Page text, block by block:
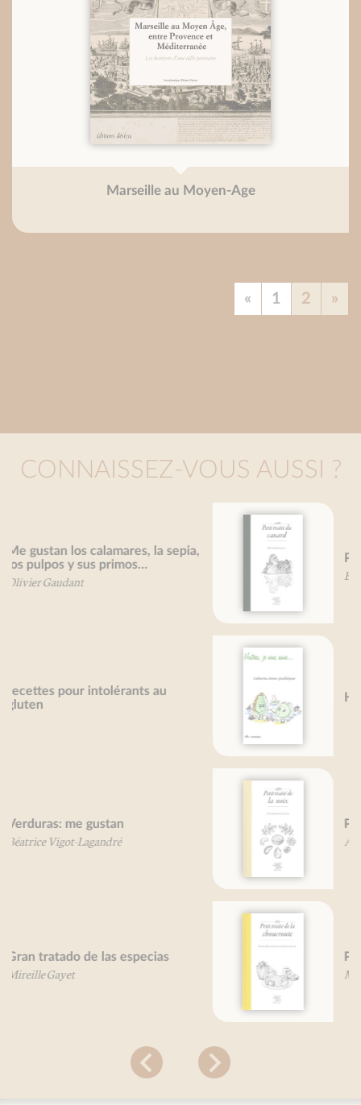
Marseille au Moyen-Age
« 1 2 »
CONNAISSEZ-VOUS AUSSI ?
Petit traité du canard
Huîtres, je vous aime...
Petit traité de la noix
Petit traité de la choucroute